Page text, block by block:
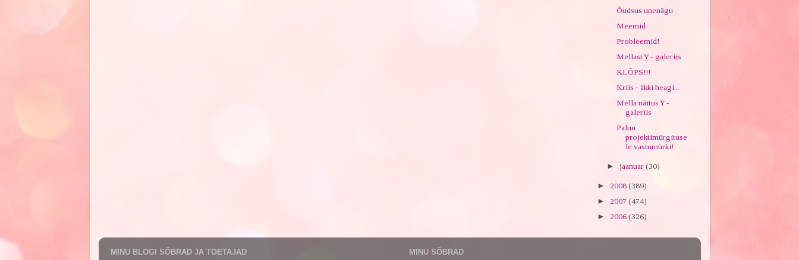
Õudsus unenägu
Meemid
Probleemid!
Mellast Y - galeriis
KLÕPS!!!
Kriis - äkki heagi...
Mella näitus Y -
galeriis
Palun
projektimürgituse
le vastumürki!
► jaanuar (30)
► 2008 (389)
► 2007 (474)
► 2006 (326)
MINU BLOGI SÕBRAD JA TOETAJAD MINU SÕBRAD